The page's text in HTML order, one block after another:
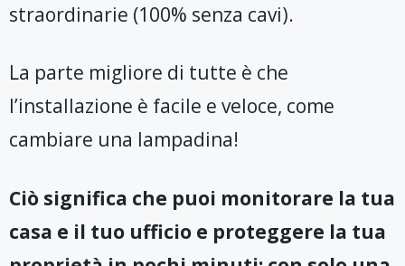
straordinarie (100% senza cavi).
La parte migliore di tutte è che
l’installazione è facile e veloce, come
cambiare una lampadina!
Ciò significa che puoi monitorare la tua
casa e il tuo ufficio e proteggere la tua